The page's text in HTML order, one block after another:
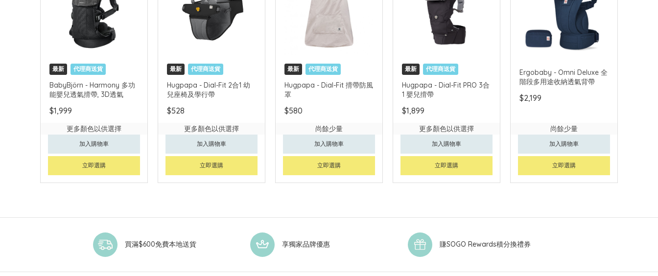
最新 代理商送貨
BabyBjörn - Harmony 多功
能嬰兒透氣揹帶, 3D透氣
$1,999
更多顏色以供選擇
加入購物車
立即選購
最新 代理商送貨
Hugpapa - Dial-Fit 2合1 幼
兒座椅及學行帶
$528
更多顏色以供選擇
加入購物車
立即選購
最新 代理商送貨
Hugpapa - Dial-Fit 揹帶防風
罩
$580
尚餘少量
加入購物車
立即選購
最新 代理商送貨
Hugpapa - Dial-Fit PRO 3合
1 嬰兒揹帶
$1,899
更多顏色以供選擇
加入購物車
立即選購
Ergobaby - Omni Deluxe 全
階段多用途收納透氣背帶
$2,199
尚餘少量
加入購物車
立即選購
買滿$600免費本地送貨 享獨家品牌優惠 賺SOGO Rewards積分換禮券